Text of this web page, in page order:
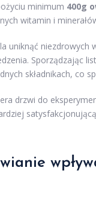
minimum 400g
witamin i
uniknąć
Sporządzając
składnikach, co
drzwi do